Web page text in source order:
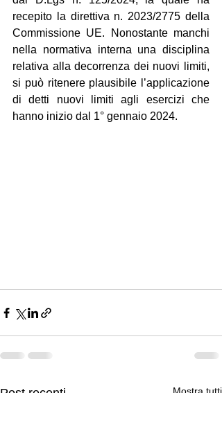
recepito la direttiva n. 2023/2775 della
Commissione UE. Nonostante manchi
nella normativa interna una disciplina
relativa alla decorrenza dei nuovi limiti,
si può ritenere plausibile l’applicazione
di detti nuovi limiti agli esercizi che
hanno inizio dal 1° gennaio 2024.
Post recenti Mostra tutti